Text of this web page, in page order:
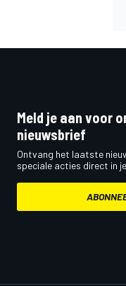
Meld je aan voor
nieuwsbrief
Ontvang het laatste
speciale acties direct in